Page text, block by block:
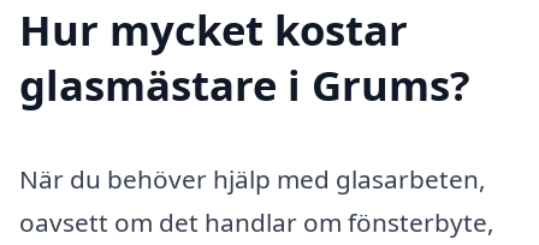
Hur mycket kostar
glasmästare i Grums?
När du behöver hjälp med glasarbeten,
oavsett om det handlar om fönsterbyte,